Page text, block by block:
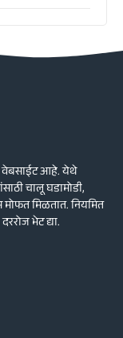
वेबसाईट आहे. येथे
चालू घडामोडी,
मिळतात. नियमित
भेट द्या.